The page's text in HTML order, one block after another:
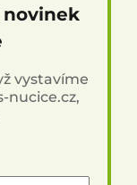
vystavíme
nucice.cz,